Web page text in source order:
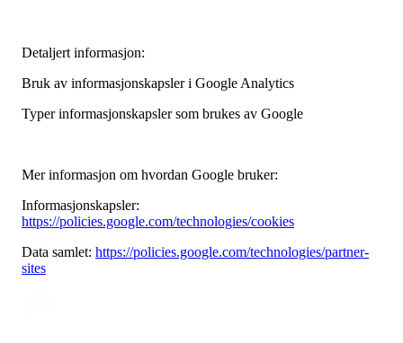
Detaljert informasjon:
Bruk av informasjonskapsler i Google Analytics
Typer informasjonskapsler som brukes av Google
Mer informasjon om hvordan Google bruker:
Informasjonskapsler:
https://policies.google.com/technologies/cookies
Data samlet: https://policies.google.com/technologies/partner-
sites